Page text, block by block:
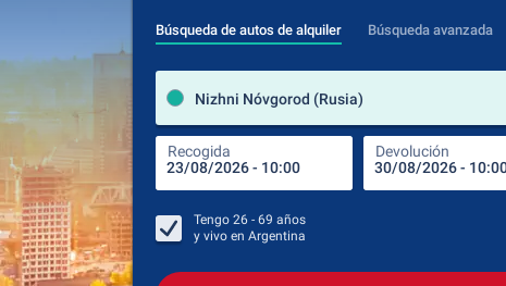
Búsqueda de autos de alquiler Búsqueda avanzada
Nizhni Nóvgorod (Rusia)
Recogida Devolución
Tengo 26 - 69 años
y vivo en Argentina